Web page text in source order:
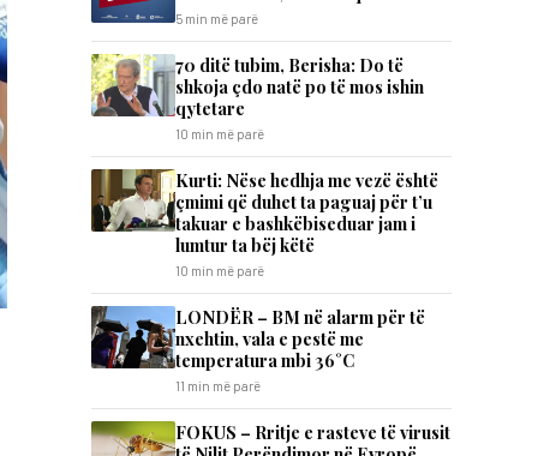
5 min më parë
70 ditë tubim, Berisha: Do të
shkoja çdo natë po të mos ishin
qytetare
10 min më parë
Kurti: Nëse hedhja me vezë është
çmimi që duhet ta paguaj për t’u
takuar e bashkëbiseduar jam i
lumtur ta bëj këtë
10 min më parë
LONDËR – BM në alarm për të
nxehtin, vala e pestë me
temperatura mbi 36°C
11 min më parë
FOKUS – Rritje e rasteve të virusit